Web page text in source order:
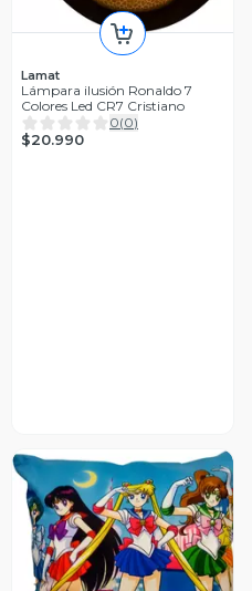
Lamat
Lámpara ilusión Ronaldo 7
Colores Led CR7 Cristiano
0(0)
$20.990